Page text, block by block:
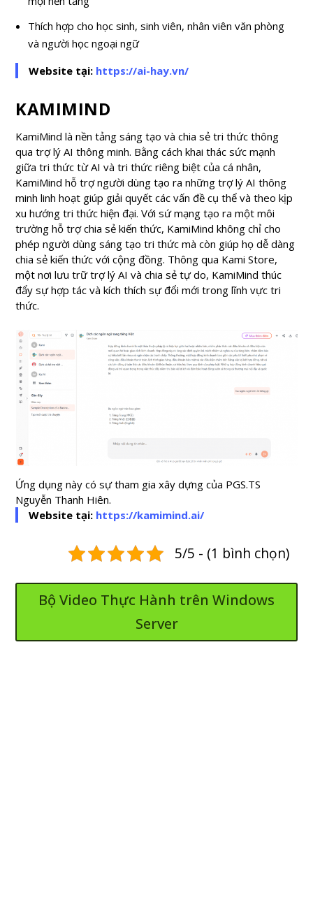
Thích hợp cho học sinh, sinh viên, nhân viên văn phòng
và người học ngoại ngữ
Website tại: https://ai-hay.vn/
KAMIMIND
KamiMind là nền tảng sáng tạo và chia sẻ tri thức thông
qua trợ lý AI thông minh. Bằng cách khai thác sức mạnh
giữa tri thức từ AI và tri thức riêng biệt của cá nhân,
KamiMind hỗ trợ người dùng tạo ra những trợ lý AI thông
minh linh hoạt giúp giải quyết các vấn đề cụ thể và theo kịp
xu hướng tri thức hiện đại. Với sứ mạng tạo ra một môi
trường hỗ trợ chia sẻ kiến thức, KamiMind không chỉ cho
phép người dùng sáng tạo tri thức mà còn giúp họ dễ dàng
chia sẻ kiến thức với cộng đồng. Thông qua Kami Store,
một nơi lưu trữ trợ lý AI và chia sẻ tự do, KamiMind thúc
đẩy sự hợp tác và kích thích sự đổi mới trong lĩnh vực tri
thức.
Ứng dụng này có sự tham gia xây dựng của PGS.TS
Nguyễn Thanh Hiên.
Website tại: https://kamimind.ai/
5/5 - (1 bình chọn)
Bộ Video Thực Hành trên Windows
Server